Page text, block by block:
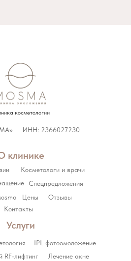
косметологии
ИНН: 2366027230
Косметологи и врачи
Цены
Спецпредложения
Отзывы
Контакты
клинике
IPL фотоомоложение
RF-лифтинг
Лечение акне
Услуги